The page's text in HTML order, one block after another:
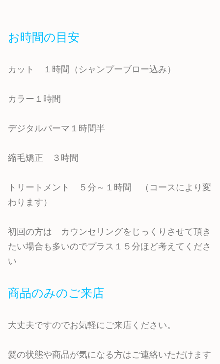
お時間の目安
カット １時間（シャンプーブロー込み）
カラー１時間
デジタルパーマ１時間半
縮毛矯正 ３時間
トリートメント ５分～１時間 （コースにより変
わります）
初回の方は カウンセリングをじっくりさせて頂き
たい場合も多いのでプラス１５分ほど考えてくださ
い
商品のみのご来店
大丈夫ですのでお気軽にご来店ください。
髪の状態や商品が気になる方はご連絡いただけます